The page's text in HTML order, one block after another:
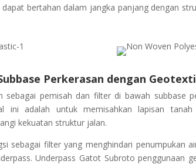
bertahan dalam jangka panjang dengan
Perkerasan dengan
sebagai pemisah dan filter di bawah subbase
ini adalah untuk memisahkan lapisan
kekuatan struktur jalan.
sebagai filter yang menghindari penumpukan
Underpass Gatot Subroto penggunaan